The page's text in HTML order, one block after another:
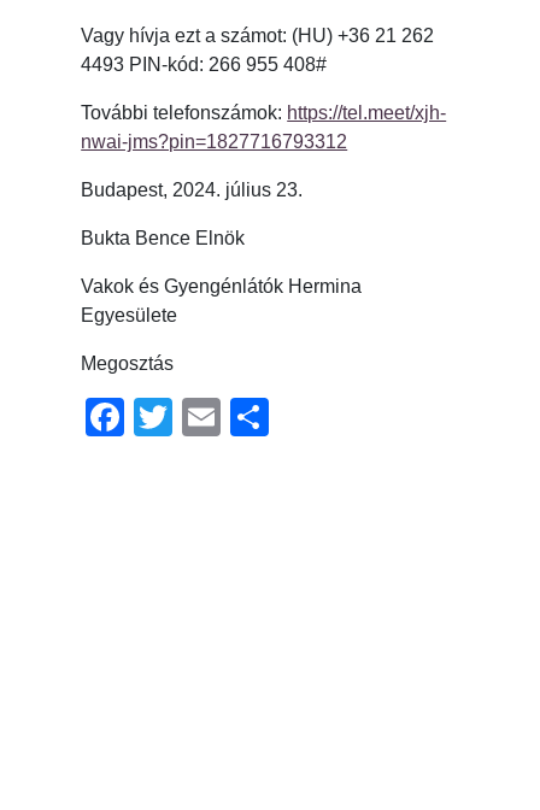
Vagy hívja ezt a számot: ‪(HU) +36 21 262
4493 PIN-kód: ‪266 955 408#
További telefonszámok: https://tel.meet/xjh-
nwai-jms?pin=1827716793312
Budapest, 2024. július 23.
Bukta Bence Elnök
Vakok és Gyengénlátók Hermina
Egyesülete
Megosztás
Facebook
TwitterEmail